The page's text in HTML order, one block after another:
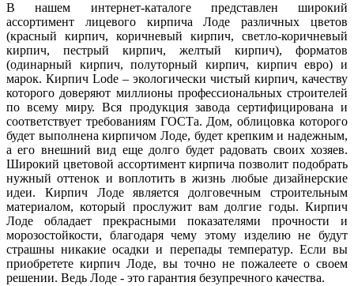
В нашем интернет-каталоге представлен широкий
ассортимент лицевого кирпича Лоде различных цветов
(красный кирпич, коричневый кирпич, светло-коричневый
кирпич, пестрый кирпич, желтый кирпич), форматов
(одинарный кирпич, полуторный кирпич, кирпич евро) и
марок. Кирпич Lode – экологически чистый кирпич, качеству
которого доверяют миллионы профессиональных строителей
по всему миру. Вся продукция завода сертифицирована и
соответствует требованиям ГОСТа. Дом, облицовка которого
будет выполнена кирпичом Лоде, будет крепким и надежным,
а его внешний вид еще долго будет радовать своих хозяев.
Широкий цветовой ассортимент кирпича позволит подобрать
нужный оттенок и воплотить в жизнь любые дизайнерские
идеи. Кирпич Лоде является долговечным строительным
материалом, который прослужит вам долгие годы. Кирпич
Лоде обладает прекрасными показателями прочности и
морозостойкости, благодаря чему этому изделию не будут
страшны никакие осадки и перепады температур. Если вы
приобретете кирпич Лоде, вы точно не пожалеете о своем
решении. Ведь Лоде - это гарантия безупречного качества.